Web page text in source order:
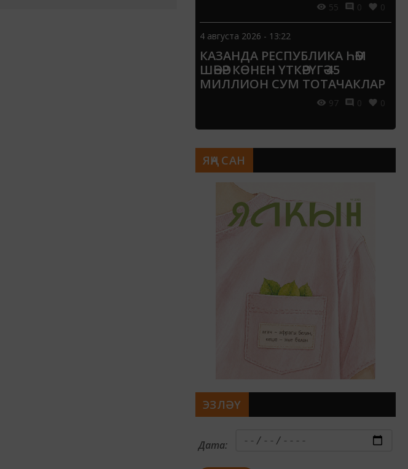
55 0 0
4 августа 2026 - 13:22
КАЗАНДА РЕСПУБЛИКА ҺӘМ
ШӘҺӘР КӨНЕН ҮТКӘРҮГӘ 45
МИЛЛИОН СУМ ТОТАЧАКЛАР
97 0 0
ЯҢА САН
ЭЗЛӘҮ
Дата: